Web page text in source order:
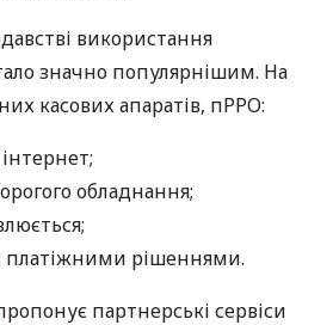
використання
значно популярнішим. На
касових апаратів, пРРО:
обладнання;
платіжними рішеннями.
партнерські сервіси